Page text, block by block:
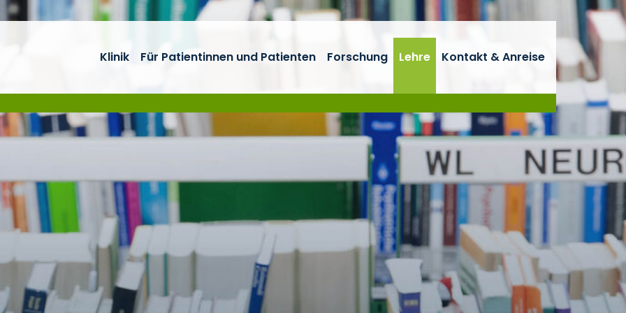
Klinik Für Patientinnen und Patienten Forschung Lehre Kontakt & Anreise